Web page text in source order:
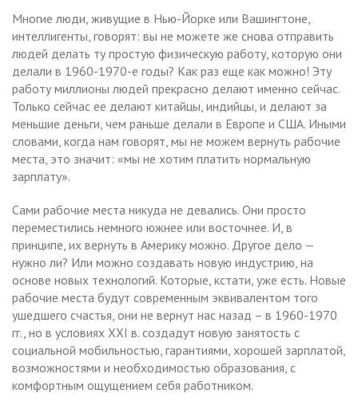
Многие люди, живущие в Нью-Йорке или Вашингтоне,
интеллигенты, говорят: вы не можете же снова отправить
людей делать ту простую физическую работу, которую они
делали в 1960-1970-е годы? Как раз еще как можно! Эту
работу миллионы людей прекрасно делают именно сейчас.
Только сейчас ее делают китайцы, индийцы, и делают за
меньшие деньги, чем раньше делали в Европе и США. Иными
словами, когда нам говорят, мы не можем вернуть рабочие
места, это значит: «мы не хотим платить нормальную
зарплату».
Сами рабочие места никуда не девались. Они просто
переместились немного южнее или восточнее. И, в
принципе, их вернуть в Америку можно. Другое дело —
нужно ли? Или можно создавать новую индустрию, на
основе новых технологий. Которые, кстати, уже есть. Новые
рабочие места будут современным эквивалентом того
ушедшего счастья, они не вернут нас назад – в 1960-1970
гг., но в условиях XXI в. создадут новую занятость с
социальной мобильностью, гарантиями, хорошей зарплатой,
возможностями и необходимостью образования, с
комфортным ощущением себя работником.